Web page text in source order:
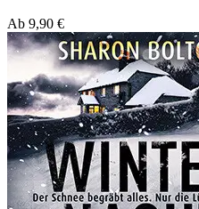
Ab 9,90 €